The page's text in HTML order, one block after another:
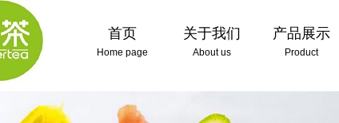
首页
Home page
关于我们
About us
产品展示
Product